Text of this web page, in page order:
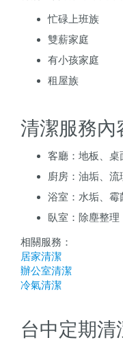
忙碌上班族
雙薪家庭
有小孩家庭
租屋族
清潔服務內
客廳：地板、桌
廚房：油垢、流
浴室：水垢、霉
臥室：除塵整理
相關服務：
居家清潔
辦公室清潔
冷氣清潔
台中定期清